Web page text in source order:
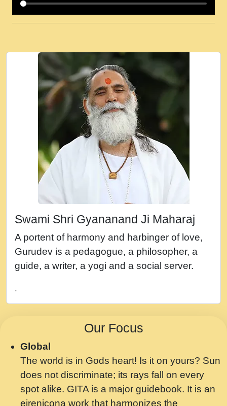
कई पकड क मर हथ र मह वदवन पहच दय! मह जन
Ki - Krishna Bhajan - New Bhajan 2020
#Ishwar Bhakti.mp3
जब से गीता ज्ञान पाया मैं बड़ी मस्ती में हूँ । 2018 -
Rishikesh - Ratan Ji Rasik.mp3
तन हल दल द सनव मड उतत सर रख क, नल रव त
गल लग जव त सर उतत हथ रख द!.mp3
तू कर प्रीतम से प्रीत, यूहीं दिन बीतते जाते हैं ।
2018 - Rishikesh - Swami Gyananand Ji
Maharaj.mp3
न म गवद गपल गद फर, पयर महन न रझद फर! shri
नह भरस रह लडडल... अपन खट करम क !!!! मह दद
सहर चरण क .....mp3
बगड नसब कसन सवर तर बगर Shri ravinandan
shastri ji maharaj.mp3
Chahe Ram Ho Chahe Shyam Ho.mp3
मझ अपन जवन बनन न आय, रठ हर क मनन न आय
Shri ravinandan shastri ji maharaj.mp3
मन अशांत मंत्र जाप - गीता प्रेरणा -Swami
Gyananand Ji Maharaj.mp3
Swami Shri Gyananand Ji Maharaj
A portent of harmony and harbinger of love,
Gurudev is a pedagogue, a philosopher, a
guide, a writer, a yogi and a social server.
.
Our Focus
Global
The world is in Gods heart! Is it on yours? Sun
does not discriminate; its rays fall on every
spot alike. GITA is a major guidebook. It is an
eirenicona work that harmonizes the